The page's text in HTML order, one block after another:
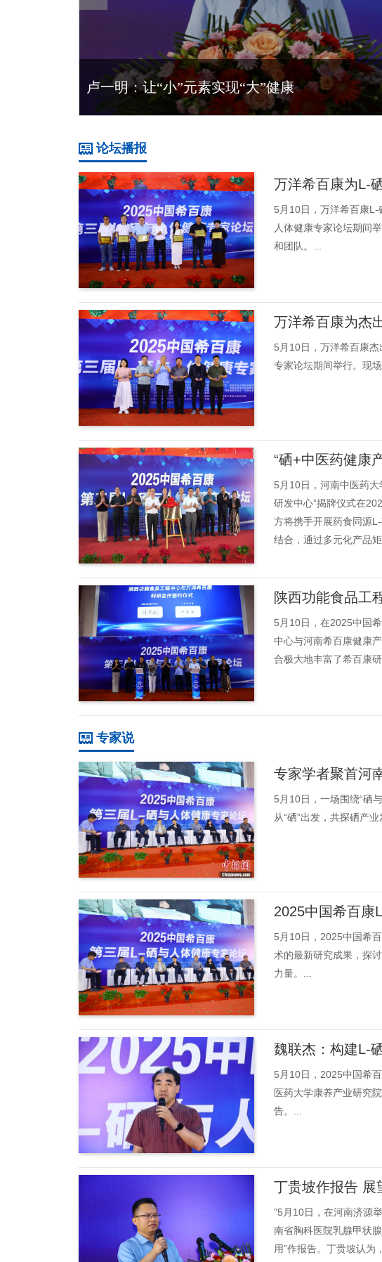
卢一明：让“小”元素实现“大”健康
论坛播报
万洋希百康为L-
5月10日，万洋希百康
人体健康专家论坛期间
和团队。...
万洋希百康为杰
5月10日，万洋希百康
专家论坛期间举行。现
“硒+中医药健康
5月10日，河南中医药
研发中心”揭牌仪式在
方将携手开展药食同源
结合，通过多元化产品
陕西功能食品工
5月10日，在2025中国
中心与河南希百康健康
合极大地丰富了希百康
专家说
专家学者聚首河
5月10日，一场围绕“硒
从“硒”出发，共探硒产业
2025中国希百康
5月10日，2025中国希
术的最新研究成果，探
力量。...
魏联杰：构建L-
5月10日，2025中国希
医药大学康养产业研究
告。...
丁贵坡作报告 展
”5月10日，在河南济源
南省胸科医院乳腺甲状
用”作报告。丁贵坡认